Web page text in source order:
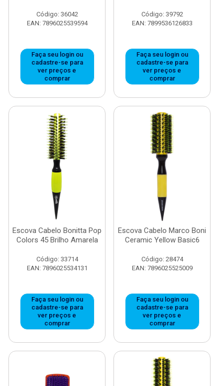
Código: 36042
EAN: 7896025539594
Faça seu login ou
cadastre-se para
ver preços e
comprar
Código: 39792
EAN: 7899536126833
Faça seu login ou
cadastre-se para
ver preços e
comprar
Escova Cabelo Bonitta Pop
Colors 45 Brilho Amarela
Código: 33714
EAN: 7896025534131
Faça seu login ou
cadastre-se para
ver preços e
comprar
Escova Cabelo Marco Boni
Ceramic Yellow Basic6
Código: 28474
EAN: 7896025525009
Faça seu login ou
cadastre-se para
ver preços e
comprar